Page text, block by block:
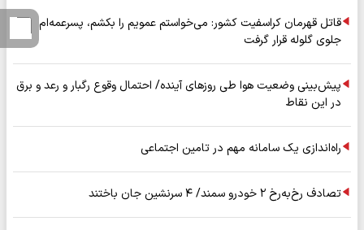
قاتل قهرمان کراسفیت کشور: می‌خواستم عمویم را بکشم، پسرعمه‌ام
جلوی گلوله قرار گرفت
پیش‌بینی وضعیت هوا طی روزهای آینده/ احتمال وقوع رگبار و رعد و برق
در این نقاط
راه‌اندازی یک سامانه مهم در تامین اجتماعی
تصادف رخ‌به‌رخ ۲ خودرو سمند/ ۴ سرنشین جان باختند